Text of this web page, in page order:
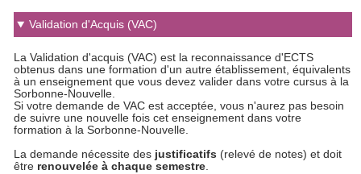
Validation d'Acquis (VAC)
La Validation d'acquis (VAC) est la reconnaissance d'ECTS
obtenus dans une formation d'un autre établissement, équivalents
à un enseignement que vous devez valider dans votre cursus à la
Sorbonne-Nouvelle.
Si votre demande de VAC est acceptée, vous n'aurez pas besoin
de suivre une nouvelle fois cet enseignement dans votre
formation à la Sorbonne-Nouvelle.
La demande nécessite des justificatifs (relevé de notes) et doit
être renouvelée àchaque semestre.